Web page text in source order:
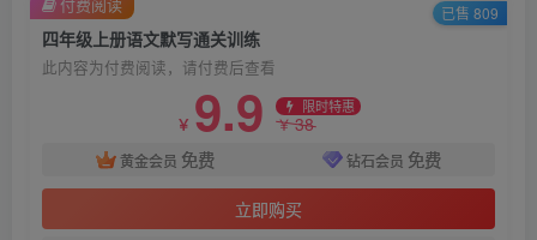
四年级上册语文默写通关训练
此内容为付费阅读，请付费后查看
￥ 9.9 限时特惠
￥38
黄金会员 免费 钻石会员 免费
立即购买
已售 809